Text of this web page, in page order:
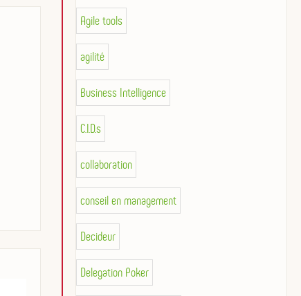
Agile tools
agilité
Business Intelligence
C.I.D.s
collaboration
conseil en management
Decideur
Delegation Poker